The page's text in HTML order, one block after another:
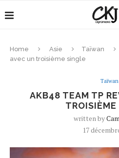
Home Asie Taïwan
avec un troisième single
Taïwan
AKB48 TEAM TP
TROISIÈME
written by
17